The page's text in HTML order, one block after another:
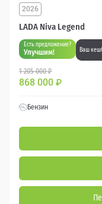
LADA Niva Legend
2026
Есть предложение?
Улучшим! Ваш
1 205 000 ₽
868 000 ₽
Бензин